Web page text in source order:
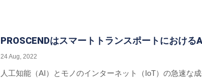
PROSCENDはスマートトランスポートにおけ
24 Aug, 2022
人工知能（AI）とモノのインターネット（IoT）の急速な